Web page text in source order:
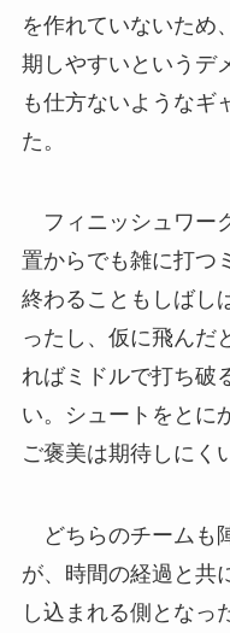
を作れていないため
期しやすいというデ
も仕方ないようなギ
た。
フィニッシュワー
置からでも雑に打つ
終わることもしばし
ったし、仮に飛んだ
ればミドルで打ち破
い。シュートをとに
ご褒美は期待しにく
どちらのチームも
が、時間の経過と共
し込まれる側となっ